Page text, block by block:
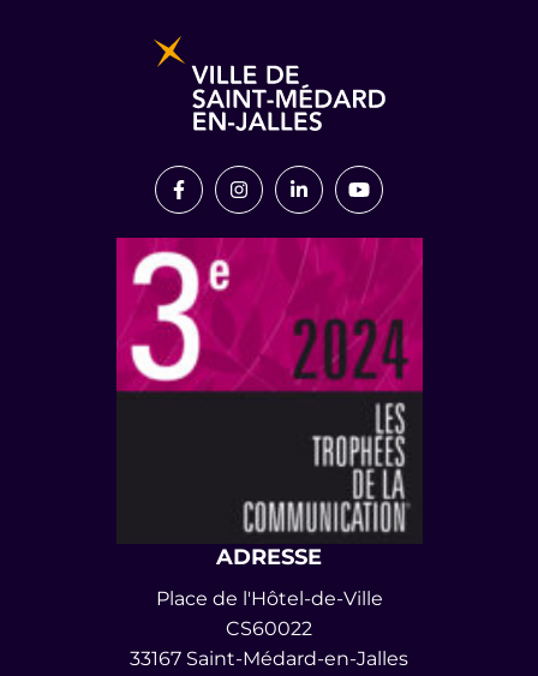
Lien vers le compte Facebook
Lien vers le compte Instagram
Lien vers le compte
Lien vers la
ADRESSE
Place de l'Hôtel-de-Ville
CS60022
33167 Saint-Médard-en-Jalles